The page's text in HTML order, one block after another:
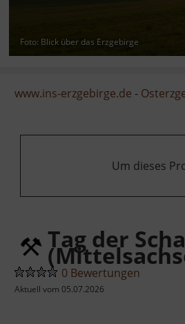
Foto: Blick über das Erzgebirge
www.ins-erzgebirge.de -
Um dieses
Tag der
0 Bewertungen
Aktuell vom 05.07.2026